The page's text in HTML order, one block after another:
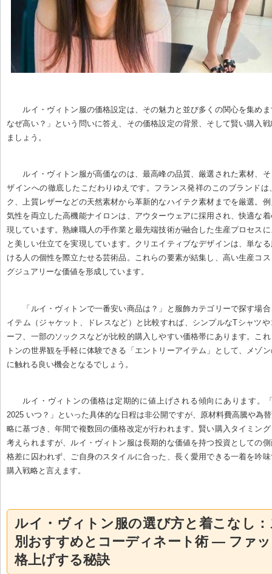
ルイ・ヴィトン服の価格設定は、その魅力と並び多くの関心を集め
なぜ高い？」という問いに答え、その価格設定の背景、そして賢い購入
ましょう。
ルイ・ヴィトン服が高価なのは、最高峰の品質、厳選された素材、
ザインへの徹底したこだわりゆえです。フランス発祥のこのブランドは
ク、上質レザーなどの天然素材から革新的なハイテク素材までを厳選。
気性を両立した高機能ナイロンは、アウターウェアに採用され、快適な
現しています。熟練職人の手作業と最先端技術が融合した生産プロセス
と美しい仕立てを実現しています。クリエイティブなデザインは、単な
ける人の個性を際立たせる芸術品。これらの要素が結集し、高い生産コ
グジュアリーな価値を形成しています。
「ルイ・ヴィトンで一番安い商品は？」と服飾カテゴリーで探す場
イテム（ジャケット、ドレスなど）と比較すれば、シンプルなTシャツ
ーフ、一部のソックスなどが比較的購入しやすい価格帯にあります。こ
トンの世界観を手軽に体験できる「エントリーアイテム」として、メゾ
に触れる良い機会となるでしょう。
ルイ・ヴィトンの価格は定期的に値上げされる傾向にあります。
2025 いつ？」といった具体的な日程は非公開ですが、原材料費高騰や為
略に基づき、年間で複数回の価格改定が行われます。賢い購入タイミン
考えられますが、ルイ・ヴィトン服は長期的な価値を持つ投資としての
格差に囚われず、ご自身のスタイルに合った、長く愛用できる一着を吟
購入戦略と言えます。
ルイ・ヴィトン服の選び方と着こなし
別おすすめとコーディネート術 — ファ
格上げする秘訣